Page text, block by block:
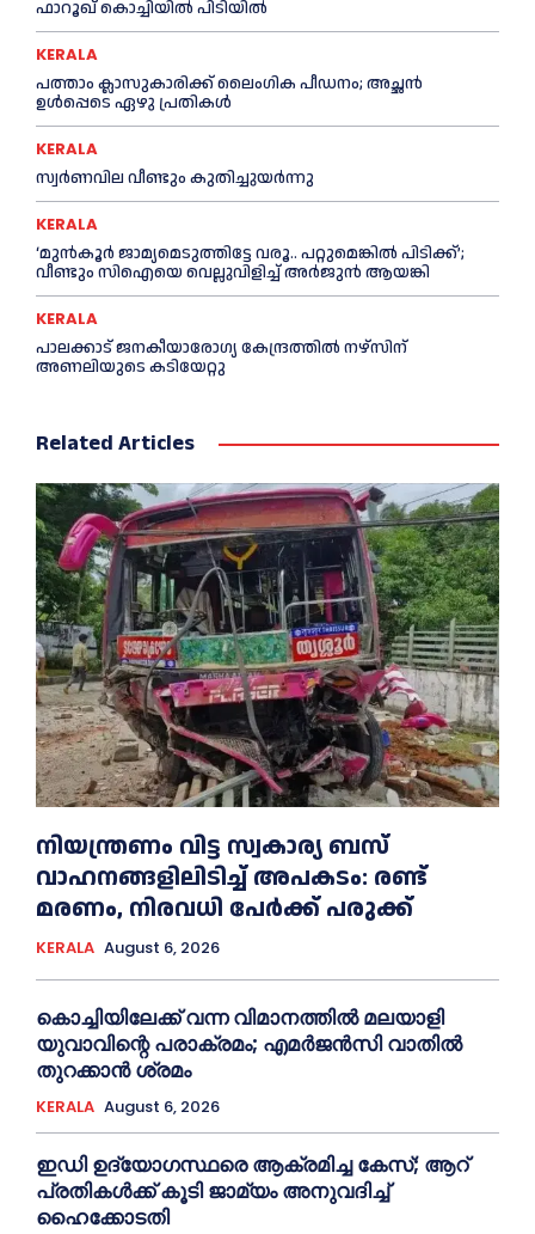
ഫാറൂഖ് കൊച്ചിയില്‍ പിടിയില്‍
KERALA
പത്താം ക്ലാസുകാരിക്ക് ലൈംഗിക പീഡനം; അച്ഛന്‍
ഉള്‍പ്പെടെ ഏഴു പ്രതികള്‍
KERALA
സ്വർണവില വീണ്ടും കുതിച്ചുയർന്നു
KERALA
‘മുൻ‌കൂര്‍ ജാമ്യമെടുത്തിട്ടേ വരൂ.. പറ്റുമെങ്കില്‍ പിടിക്ക്’;
വീണ്ടും സിഐയെ വെല്ലുവിളിച്ച്‌ അര്‍ജുന്‍ ആയങ്കി
KERALA
പാലക്കാട് ജനകീയാരോഗ്യ കേന്ദ്രത്തില്‍ നഴ്‌സിന്
അണലിയുടെ കടിയേറ്റു
Related Articles
നിയന്ത്രണം വിട്ട സ്വകാര്യ ബസ്
വാഹനങ്ങളിലിടിച്ച്‌ അപകടം: രണ്ട്
മരണം, നിരവധി പേർക്ക് പരുക്ക്
KERALA August 6, 2026
കൊച്ചിയിലേക്ക് വന്ന വിമാനത്തില്‍ മലയാളി
യുവാവിന്റെ പരാക്രമം; എമര്‍ജൻസി വാതില്‍
തുറക്കാൻ ശ്രമം
KERALA August 6, 2026
ഇഡി ഉദ്യോഗസ്ഥരെ ആക്രമിച്ച കേസ്; ആറ്
പ്രതികള്‍ക്ക് കൂടി ജാമ്യം അനുവദിച്ച്‌
ഹൈക്കോടതി